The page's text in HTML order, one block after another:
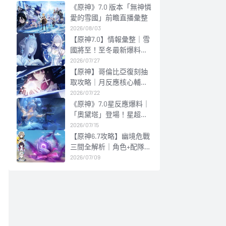
《原神》7.0 版本「無神憐
愛的雪國」前瞻直播彙整
2026/08/03
【原神7.0】情報彙整｜雪
國將至！至冬最新爆料合
集
2026/07/27
【原神】哥倫比亞復刻抽
取攻略｜月反應核心輔
C！配隊與抽取建議
2026/07/22
《原神》7.0星反應爆料｜
「奧黛塔」登場！星超導/
星擴散雙體系核心副C
2026/07/15
【原神6.7攻略】幽境危戰
三間全解析｜角色+配隊攻
略
2026/07/09